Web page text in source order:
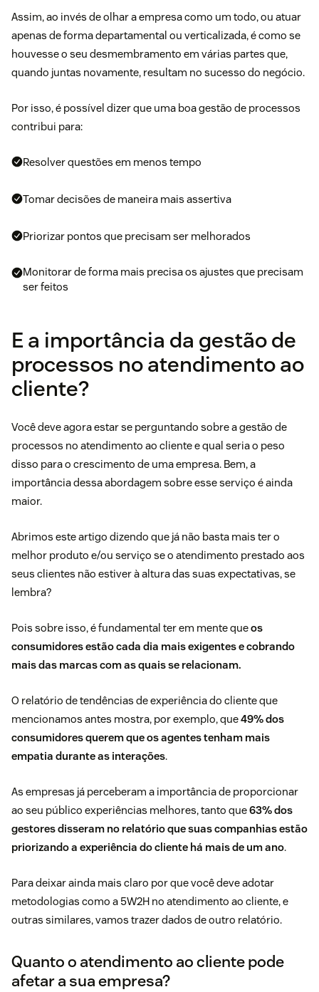
Assim, ao invés de olhar a empresa como um todo, ou atuar
apenas de forma departamental ou verticalizada, é como se
houvesse o seu desmembramento em várias partes que,
quando juntas novamente, resultam no sucesso do negócio.
Por isso, é possível dizer que uma boa gestão de processos
contribui para:
Resolver questões em menos tempo
Tomar decisões de maneira mais assertiva
Priorizar pontos que precisam ser melhorados
Monitorar de forma mais precisa os ajustes que precisam
ser feitos
E a importância da gestão de
processos no atendimento ao
cliente?
Você deve agora estar se perguntando sobre a gestão de
processos no atendimento ao cliente e qual seria o peso
disso para o crescimento de uma empresa. Bem, a
importância dessa abordagem sobre esse serviço é ainda
maior.
Abrimos este artigo dizendo que já não basta mais ter o
melhor produto e/ou serviço se o atendimento prestado aos
seus clientes não estiver à altura das suas expectativas, se
lembra?
Pois sobre isso, é fundamental ter em mente queos
consumidores estão cada dia mais exigentes e cobrando
mais das marcas com as quais se relacionam.
O relatório de tendências de experiência do cliente que
mencionamos antes mostra, por exemplo, que49% dos
consumidores querem que os agentes tenham mais
empatia durante as interações.
As empresas já perceberam a importância de proporcionar
ao seu público experiências melhores, tanto que63% dos
gestores disseram no relatório que suas companhias estão
priorizando a experiência do cliente há mais de um ano.
Para deixar ainda mais claro por que você deve adotar
metodologias como a 5W2H no atendimento ao cliente, e
outras similares, vamos trazer dados de outro relatório.
Quanto o atendimento ao cliente pode
afetar a sua empresa?